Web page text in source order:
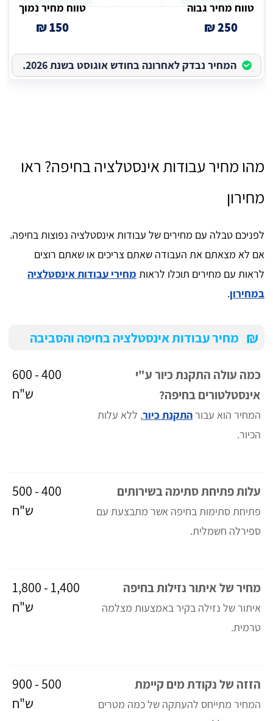
טווח מחיר גבוה
250 ₪
טווח מחיר נמוך
150 ₪
המחיר נבדק לאחרונה בחודש אוגוסט בשנת 2026.
מהו מחיר עבודות אינסטלציה בחיפה? ראו
מחירון
לפניכם טבלה עם מחירים של עבודות אינסטלציה נפוצות בחיפה.
אם לא מצאתם את העבודה שאתם צריכים או שאתם רוצים
לראות עם מחירים תוכלו לראות מחירי עבודות אינסטלציה
במחירון.
₪ מחיר עבודות אינסטלציה בחיפה והסביבה
כמה עולה התקנת כיור ע"י
אינסטלטורים בחיפה?
המחיר הוא עבורהתקנת כיור, ללא עלות
הכיור.
400 - 600
ש"ח
עלות פתיחת סתימה בשירותים
פתיחת סתימות בחיפה אשר מתבצעת עם
ספירלה חשמלית.
400 - 500
ש"ח
מחיר של איתור נזילות בחיפה
איתור של נזילה בקיר באמצעות מצלמה
טרמית.
1,400 - 1,800
ש"ח
הזזה של נקודת מים קיימת
המחיר מתייחס להעתקה של כמה מטרים
500 - 900
ש"ח